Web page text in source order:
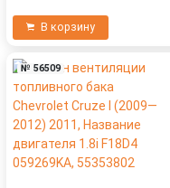
В корзину
№ 56509